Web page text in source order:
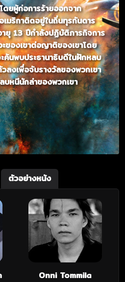
ยผู้ก่อการร้ายออกจาก
มริกาติดอยู่ในถิ่นทุรกันดาร
13 ปีกำลังปฏิบัติภารกิจการ
ของเขาต่อญาติของเขาโดย
นพบประธานาธิบดีในฝักหลบ
ลงเพื่อจับรางวัลของพวกเขา
บหนีนักล่าของพวกเขา
ตัวอย่างหนัง
Onni Tommila